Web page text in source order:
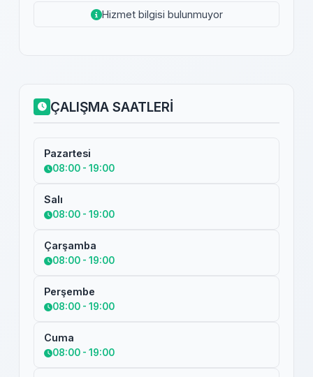
Hizmet bilgisi bulunmuyor
ÇALIŞMA SAATLERİ
Pazartesi
08:00 - 19:00
Salı
08:00 - 19:00
Çarşamba
08:00 - 19:00
Perşembe
08:00 - 19:00
Cuma
08:00 - 19:00